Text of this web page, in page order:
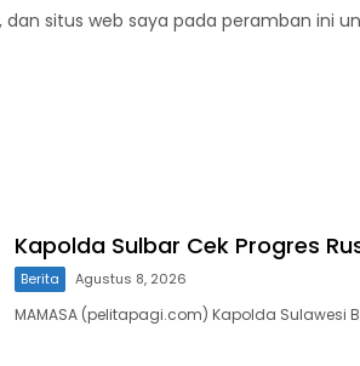
dan situs web saya pada peramban ini
Kapolda Sulbar Cek Progres
Berita Agustus 8, 2026
MAMASA (pelitapagi.com) Kapolda Sulawesi